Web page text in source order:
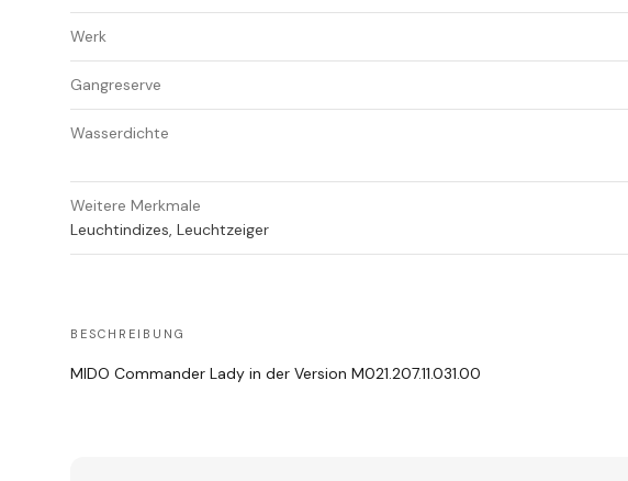
Werk
Gangreserve
Wasserdichte
Weitere Merkmale
Leuchtindizes, Leuchtzeiger
BESCHREIBUNG
MIDO Commander Lady in der Version M021.207.11.031.00